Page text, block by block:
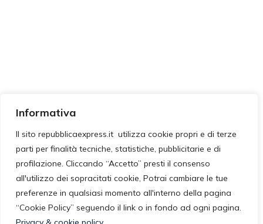
Informativa
Il sito repubblicaexpress.it utilizza cookie propri e di terze
parti per finalità tecniche, statistiche, pubblicitarie e di
profilazione. Cliccando “Accetto” presti il consenso
all'utilizzo dei sopracitati cookie, Potrai cambiare le tue
preferenze in qualsiasi momento all'interno della pagina
“Cookie Policy” seguendo il link o in fondo ad ogni pagina.